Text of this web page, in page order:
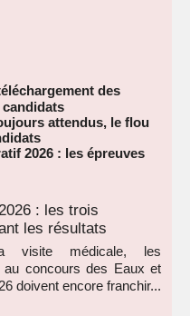
des
attendus, le flou
2026 : les épreuves
: les trois
les résultats
visite médicale, les
au concours des Eaux et
doivent encore franchir...